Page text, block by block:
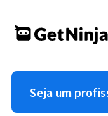
Seja um